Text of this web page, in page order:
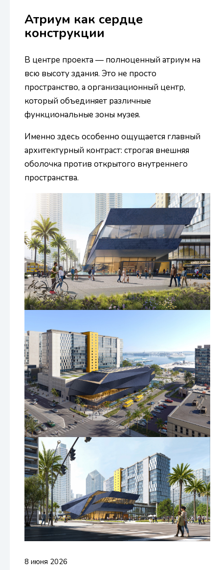
Атриум как сердце
конструкции
В центре проекта — полноценный атриум на
всю высоту здания. Это не просто
пространство, а организационный центр,
который объединяет различные
функциональные зоны музея.
Именно здесь особенно ощущается главный
архитектурный контраст: строгая внешняя
оболочка против открытого внутреннего
пространства.
8 июня 2026